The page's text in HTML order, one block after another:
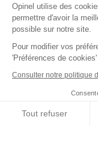
Opinel utilise des
permettre d'avoir la
possible sur notre site.
Pour modifier vos
'Préférences de
Consulter notre politique
Tout refuser
Werbegeschenke
Gastronome
Opinel News
Neuigkeiten
Besuchen